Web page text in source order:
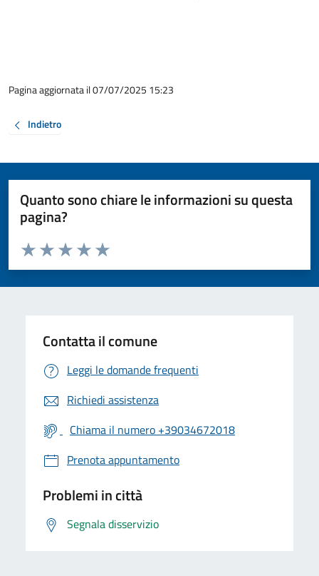
Pagina aggiornata il 07/07/2025 15:23
Indietro
Quanto sono chiare le informazioni su questa
pagina?
Valuta da 1 a 5 stelle la pagina
Valuta 5 stelle su 5
Valuta 4 stelle su 5
Valuta 3 stelle su 5
Valuta 2 stelle su 5
Valuta 1 stelle su 5
Contatta il comune
Leggi le domande frequenti
Richiedi assistenza
Chiama il numero +39034672018
Prenota appuntamento
Problemi in città
Segnala disservizio